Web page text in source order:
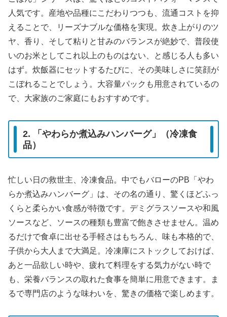
人気です。産地や品種にこだわりつつも、流通コストを抑
えることで、リーズナブルな価格を実現。炊き上がりのツ
ヤ、香り、そして粘りと甘みのバランスが絶妙で、普段使
いのお米としてこれ以上のものはない、と感じる人も多い
はず。炊飯器にセットするたびに、その美味しさに笑顔が
こぼれることでしょう。大容量パックも用意されているの
で、大家族のご家庭にもおすすめです。
2. 「やわらか煮込みハンバーグ」（冷凍食
品）
忙しい日の救世主、冷凍食品。中でもバローのPB「やわ
らか煮込みハンバーグ」は、その名の通り、驚くほどふっ
くらと柔らかい食感が特徴です。デミグラスソースや和風
ソースなど、ソースの種類も豊富で飽きさせません。温め
るだけで食卓に出せる手軽さはもちろん、味も本格的で、
子供から大人まで大満足。冷凍庫にストックしておけば、
あと一品欲しい時や、疲れて料理をする気力がない時で
も、栄養バランスの取れた食事を簡単に用意できます。ま
るで専門店のような味わいを、驚きの価格で楽しめます。